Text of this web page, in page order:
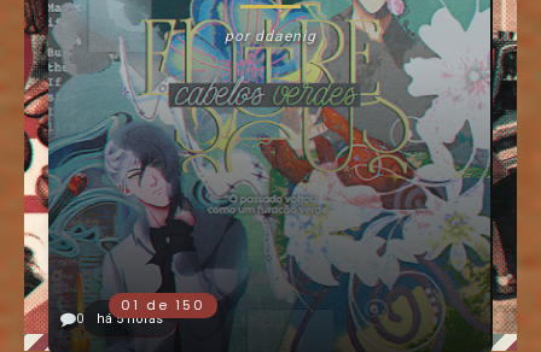
por ddaenig
0 há 5 horas